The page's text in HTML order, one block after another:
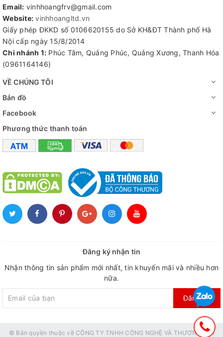
Email: vinhhoangfrv@gmail.com
Website: vinhhoangltd.vn
Giấy phép ĐKKD số 0106620155 do Sở KH&ĐT Thành phố Hà
Nội cấp ngày 15/8/2014
Chi nhánh 1: Phúc Tâm, Quảng Phúc, Quảng Xương, Thanh Hóa
(0961164146)
VỀ CHÚNG TÔI
Bản đồ
Facebook
Phương thức thanh toán
Đăng ký nhận tin
Nhận thông tin sản phẩm mới nhất, tin khuyến mãi và nhiều hơn
nữa.
Đăng ký
© Bản quyền thuộc về CÔNG TY TNHH CÔNG NGHỆ VÀ THƯƠNG MẠI